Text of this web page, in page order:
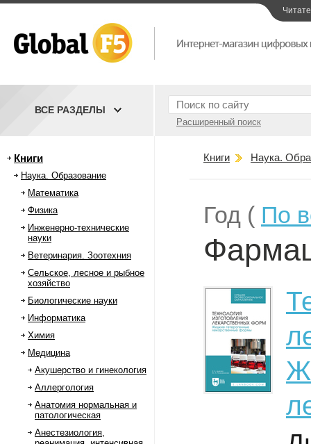
Расширенный поиск
ВСЕ РАЗДЕЛЫ
Книги
Наука. Образование
Математика
Физика
Инженерно-технические
науки
Ветеринария. Зоотехния
Сельское, лесное и рыбное
хозяйство
Биологические науки
Информатика
Химия
Медицина
Акушерство и гинекология
Аллергология
Анатомия нормальная и
патологическая
Анестезиология,
Книги Наука.
Год ( По